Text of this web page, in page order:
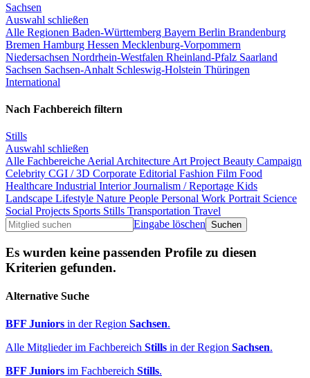
Sachsen
Auswahl schließen
Alle Regionen Baden-Württemberg Bayern Berlin Brandenburg
Bremen Hamburg Hessen Mecklenburg-Vorpommern
Niedersachsen Nordrhein-Westfalen Rheinland-Pfalz Saarland
Sachsen Sachsen-Anhalt Schleswig-Holstein Thüringen
International
Nach Fachbereich filtern
Stills
Auswahl schließen
Alle Fachbereiche Aerial Architecture Art Project Beauty Campaign
Celebrity CGI / 3D Corporate Editorial Fashion Film Food
Healthcare Industrial InteriorJournalism / Reportage Kids
Landscape Lifestyle Nature People Personal Work Portrait Science
Social Projects Sports Stills Transportation Travel
Eingabe löschen
Es wurden keine passenden Profile zu diesen
Kriterien gefunden.
Alternative Suche
BFF Juniors in der Region Sachsen.
Alle Mitglieder im Fachbereich Stills in der Region Sachsen.
BFF Juniors im Fachbereich Stills.